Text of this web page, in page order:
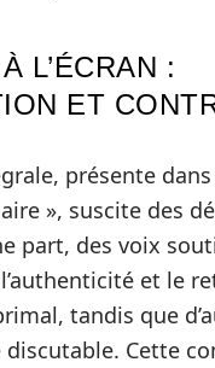
L’ÉCRAN :
ET
présente dans
», suscite des
part, des voix
et le
tandis que
discutable. Cette